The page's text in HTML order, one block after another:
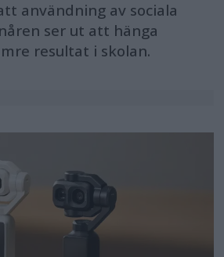
användning av sociala
ser ut att hänga
resultat i skolan.